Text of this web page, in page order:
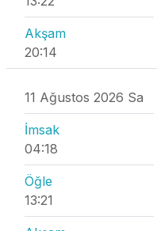
Akşam
20:14
11 Ağustos 2026 Sa
İmsak
04:18
Öğle
13:21